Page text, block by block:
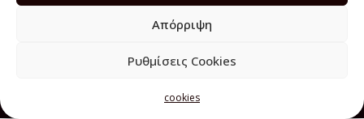
Απόρριψη
Ρυθμίσεις Cookies
cookies
© 2026 Karouzel. Όλα τα δικαιώματα διατηρούνται.